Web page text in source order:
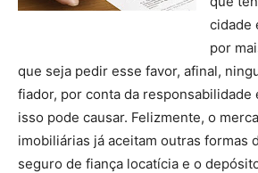
cidade
por
que seja pedir esse favor, afinal,
fiador, por conta da responsabilidade
isso pode causar. Felizmente, o
imobiliárias já aceitam outras formas
seguro de fiança locatícia e o